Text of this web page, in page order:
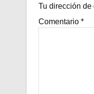
Tu dirección de
Comentario *